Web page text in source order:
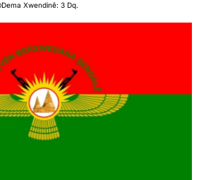
Dema Xwendinê: 3 Dq.